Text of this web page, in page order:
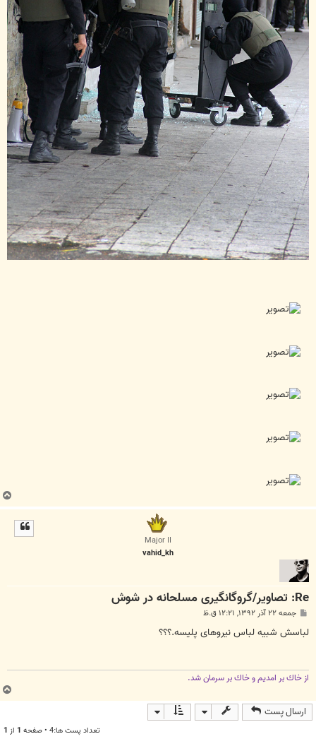
Major II
vahid_kh
Re: تصاویر/گروگانگیری مسلحانه در شوش
ت
جمعه ۲۲ آذر ۱۳۹۲, ۱۲:۲۱ ق.ظ
لباسش شبیه لباس نیروهای پلیسه.؟؟؟
از خاك بر امديم و خاك بر سرمان شد.
ارسال پست
تعداد پست ها:4 • صفحه 1 از 1